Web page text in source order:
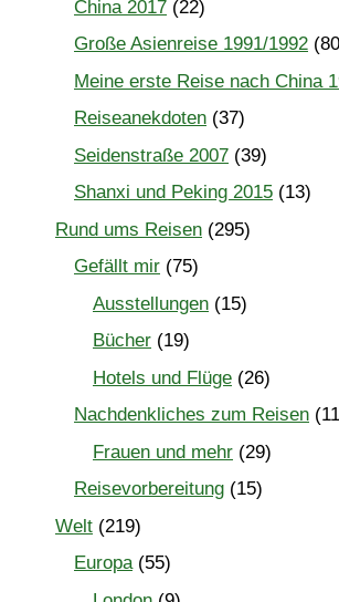
China 2017 (22)
Große Asienreise 1991/1992
Meine erste Reise nach China
Reiseanekdoten (37)
Seidenstraße 2007 (39)
Shanxi und Peking 2015 (13)
Rund ums Reisen (295)
Gefällt mir (75)
Ausstellungen (15)
Bücher (19)
Hotels und Flüge (26)
Nachdenkliches zum Reisen
Frauen und mehr (29)
Reisevorbereitung (15)
Welt (219)
Europa(55)